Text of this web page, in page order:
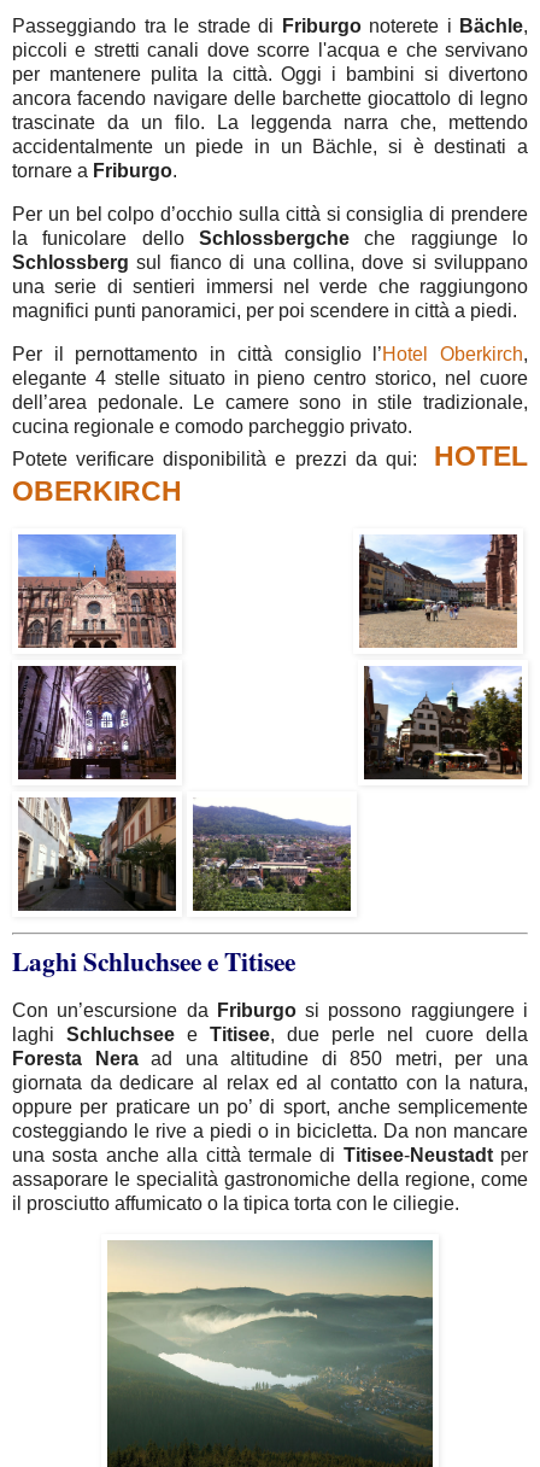
Passeggiando tra le strade di Friburgonoterete i Bächle,
piccoli e stretti canali dove scorre l'acqua e che servivano
per mantenere pulita la città. Oggi i bambini si divertono
ancora facendo navigare delle barchette giocattolo di legno
trascinate da un filo. La leggenda narra che, mettendo
accidentalmente un piede in un Bächle, si è destinati a
tornare a Friburgo.
Per un bel colpo d’occhio sulla città si consiglia di prendere
la funicolare dello Schlossbergche che raggiunge lo
Schlossberg sul fianco di una collina, dove si sviluppano
una serie di sentieri immersi nel verde che raggiungono
magnifici punti panoramici, per poi scendere in città a piedi.
Per il pernottamento in città consiglio l’Hotel Oberkirch,
elegante 4 stelle situato in pieno centro storico, nel cuore
dell’area pedonale. Le camere sono in stile tradizionale,
cucina regionale e comodo parcheggio privato.
Potete verificare disponibilità e prezzi da qui: HOTEL
OBERKIRCH
Laghi Schluchsee e Titisee
Con un’escursione da Friburgosi possono raggiungere i
laghi Schluchsee e Titisee, due perle nel cuore della
Foresta
Neraad una altitudine di 850 metri, per una
giornata da dedicare al relax ed al contatto con la natura,
oppure per praticare un po’ di sport, anche semplicemente
costeggiando le rive a piedi o in bicicletta. Da non mancare
una sosta anche alla città termale di Titisee-Neustadtper
assaporare le specialità gastronomiche della regione, come
il prosciutto affumicato o la tipica torta con le ciliegie.